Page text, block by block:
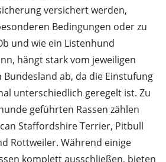
versichert werden,
Bedingungen oder zu
und wie ein Listenhund
hängt stark vom jeweiligen
ab, da die Einstufung
unterschiedlich geregelt ist. Zu
geführten Rassen zählen
Staffordshire Terrier, Pitbull
Rottweiler. Während einige
komplett ausschließen, bieten